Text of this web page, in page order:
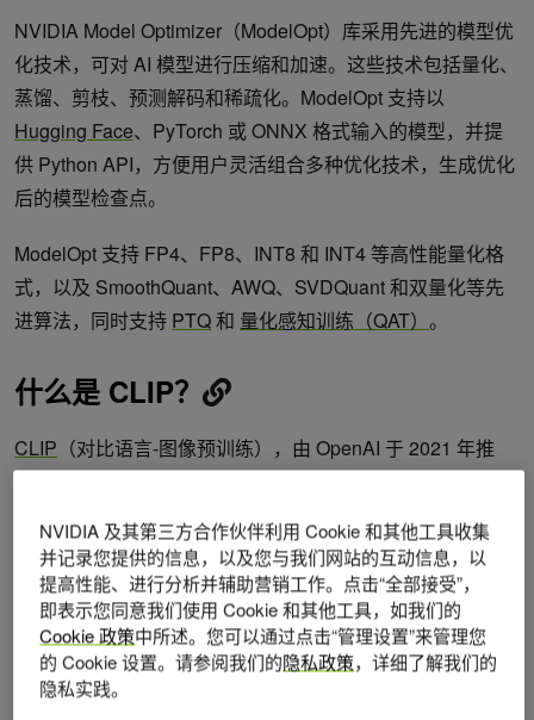
NVIDIA Model Optimizer（ModelOpt）库采用先进的模型优
化技术，可对 AI 模型进行压缩和加速。这些技术包括量化、
蒸馏、剪枝、预测解码和稀疏化。ModelOpt 支持以
Hugging Face、PyTorch 或 ONNX 格式输入的模型，并提
供 Python API，方便用户灵活组合多种优化技术，生成优化
后的模型检查点。
ModelOpt 支持 FP4、FP8、INT8 和 INT4 等高性能量化格
式，以及 SmoothQuant、AWQ、SVDQuant 和双量化等先
进算法，同时支持 PTQ和 量化感知训练（QAT） 。
什么是 CLIP？
CLIP （对比语言-图像预训练），由 OpenAI 于 2021 年推
间。它能够生成语义对齐的表示，因而成为现代多模态系统
的核心组成部分。
CLIP 文本编码器被广泛用作文本转图像 (例如 Stable
Diffusion) 和文本转视频 (例如 AnimateDiff) 合成的调节模
块。其视觉编码器可作为多模态 LLM (例如 LLaVA) 和开放
NVIDIA 及其第三方合作伙伴利用 Cookie 和其他工具收集
并记录您提供的信息，以及您与我们网站的互动信息，以
提高性能、进行分析并辅助营销工作。点击“全部接受”，
即表示您同意我们使用 Cookie 和其他工具，如我们的
Cookie 政策中所述。您可以通过点击“管理设置”来管理您
的 Cookie 设置。请参阅我们的隐私政策，详细了解我们的
隐私实践。